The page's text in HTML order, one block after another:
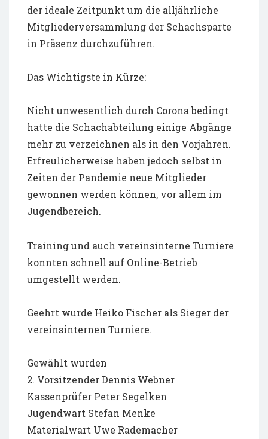
der ideale Zeitpunkt um die alljährliche
Mitgliederversammlung der Schachsparte
in Präsenz durchzuführen.
Das Wichtigste in Kürze:
Nicht unwesentlich durch Corona bedingt
hatte die Schachabteilung einige Abgänge
mehr zu verzeichnen als in den Vorjahren.
Erfreulicherweise haben jedoch selbst in
Zeiten der Pandemie neue Mitglieder
gewonnen werden können, vor allem im
Jugendbereich.
Training und auch vereinsinterne Turniere
konnten schnell auf Online-Betrieb
umgestellt werden.
Geehrt wurde Heiko Fischer als Sieger der
vereinsinternen Turniere.
Gewählt wurden
2. Vorsitzender Dennis Webner
Kassenprüfer Peter Segelken
Jugendwart Stefan Menke
Materialwart Uwe Rademacher